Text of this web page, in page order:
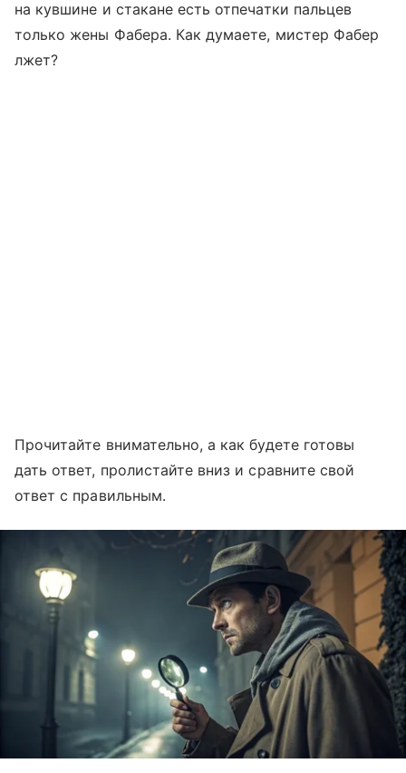
на кувшине и стакане есть отпечатки пальцев
только жены Фабера. Как думаете, мистер Фабер
лжет?
Прочитайте внимательно, а как будете готовы
дать ответ, пролистайте вниз и сравните свой
ответ с правильным.